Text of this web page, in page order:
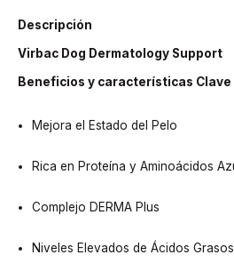
Descripción
Virbac Dog Dermatology Support
Beneficios y características Clave
Mejora el Estado del Pelo
Rica en Proteína y Aminoácidos
Complejo DERMA Plus
Niveles Elevados de Ácidos